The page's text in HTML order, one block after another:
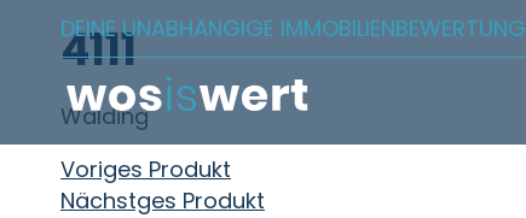
Zum Inhalt springen
DEINE UNABHÄNGIGE IMMOBILIENBEWERTUNG
4111
Walding
Beitragsnavigation
Voriges Produkt
Nächstges Produkt